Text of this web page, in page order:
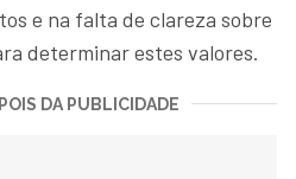
e na falta de clareza sobre
determinar estes valores.
DA PUBLICIDADE